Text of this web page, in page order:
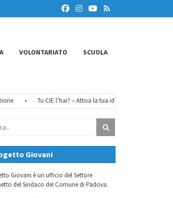
VOLONTARIATO SCUOLA
• Tu CIE l’hai? – Attiva la tua identità digitale
Giovani
Giovani è un ufficio del Settore
del Sindaco del Comune di Padova.